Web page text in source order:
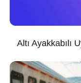
Altı Ayakkabılı